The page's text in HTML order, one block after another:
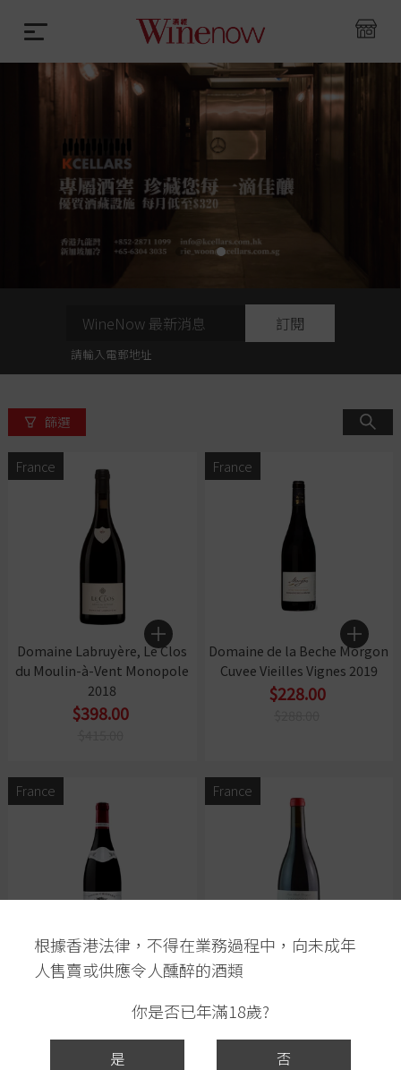
根據香港法律，不得在業務過程中，向未成年
人售賣或供應令人醺醉的酒類
你是否已年滿18歲?
是 否
請輸入電郵地址
訂閱
篩選
France
Domaine Labruyère, Le Clos
du Moulin-à-Vent Monopole
2018
$398.00
France
Domaine de la Beche Morgon
Cuvee Vieilles Vignes 2019
$228.00
France
Domaine Chignard, Fleurie
$428.00
France
Domaine Louis Claude
Corcelette, Beaujolais 2020
$258.00
$288.00